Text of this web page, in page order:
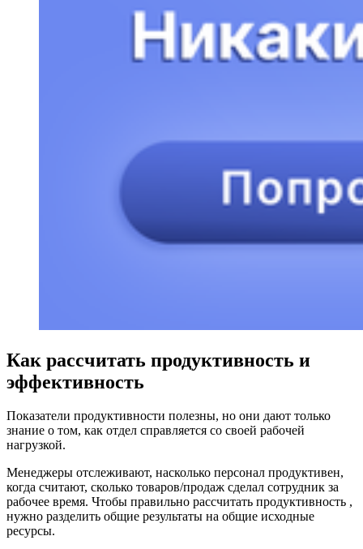
Как рассчитать продуктивность и
эффективность
Показатели продуктивности полезны, но они дают только
знание о том, как отдел справляется со своей рабочей
нагрузкой.
Менеджеры отслеживают, насколько персонал продуктивен,
когда считают, сколько товаров/продаж сделал сотрудник за
рабочее время. Чтобы правильно рассчитать продуктивность ,
нужно разделить общие результаты на общие исходные
ресурсы.